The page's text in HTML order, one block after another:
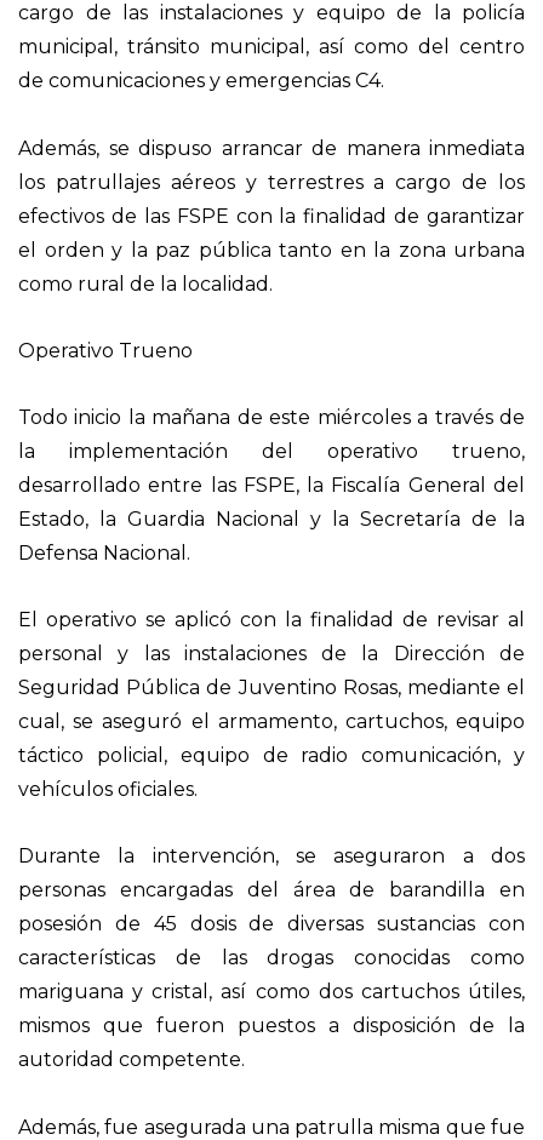
cargo de las instalaciones y equipo de la policía
municipal, tránsito municipal, así como del centro
de comunicaciones y emergencias C4.
Además, se dispuso arrancar de manera inmediata
los patrullajes aéreos y terrestres a cargo de los
efectivos de las FSPE con la finalidad de garantizar
el orden y la paz pública tanto en la zona urbana
como rural de la localidad.
Operativo Trueno
Todo inicio la mañana de este miércoles a través de
la implementación del operativo trueno,
desarrollado entre las FSPE, la Fiscalía General del
Estado, la Guardia Nacional y la Secretaría de la
Defensa Nacional.
El operativo se aplicó con la finalidad de revisar al
personal y las instalaciones de la Dirección de
Seguridad Pública de Juventino Rosas, mediante el
cual, se aseguró el armamento, cartuchos, equipo
táctico policial, equipo de radio comunicación, y
vehículos oficiales.
Durante la intervención, se aseguraron a dos
personas encargadas del área de barandilla en
posesión de 45 dosis de diversas sustancias con
características de las drogas conocidas como
mariguana y cristal, así como dos cartuchos útiles,
mismos que fueron puestos a disposición de la
autoridad competente.
Además, fue asegurada una patrulla misma que fue